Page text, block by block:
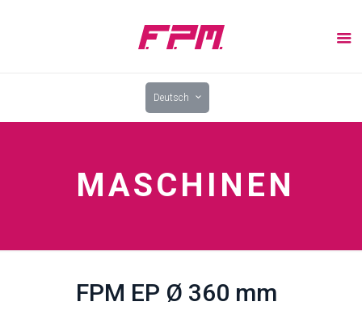
Deutsch
MASCHINEN
FPM EP Ø 360 mm